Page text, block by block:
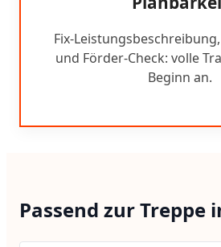
Fix-
und Förder-Check: volle
Beginn an.
Passend zur Treppe